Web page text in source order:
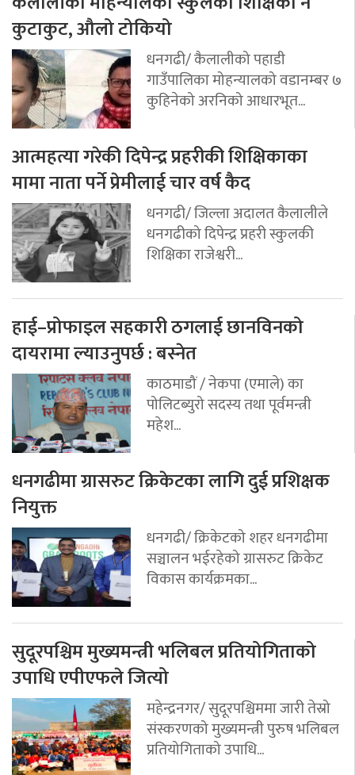
कुटाकुट, औलो टोकियो
धनगढी/ कैलालीको पहाडी
गाउँपालिका मोहन्यालको वडानम्बर ७
कुहिनेको अरनिको आधारभूत...
आत्महत्या गरेकी दिपेन्द्र प्रहरीकी शिक्षिकाका
मामा नाता पर्ने प्रेमीलाई चार वर्ष कैद
धनगढी/ जिल्ला अदालत कैलालीले
धनगढीको दिपेन्द्र प्रहरी स्कुलकी
शिक्षिका राजेश्वरी...
हाई–प्रोफाइल सहकारी ठगलाई छानविनको
दायरामा ल्याउनुपर्छ : बस्नेत
काठमाडौं / नेकपा (एमाले) का
पोलिटब्युरो सदस्य तथा पूर्वमन्त्री
महेश...
धनगढीमा ग्रासरुट क्रिकेटका लागि दुई प्रशिक्षक
नियुक्त
धनगढी/ क्रिकेटको शहर धनगढीमा
सञ्चालन भईरहेको ग्रासरुट क्रिकेट
विकास कार्यक्रमका...
सुदूरपश्चिम मुख्यमन्त्री भलिबल प्रतियोगिताको
उपाधि एपीएफले जित्यो
महेन्द्रनगर/ सुदूरपश्चिममा जारी तेस्रो
संस्करणको मुख्यमन्त्री पुरुष भलिबल
प्रतियोगिताको उपाधि...